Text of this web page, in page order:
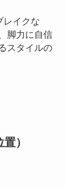
レイクな
脚力に自信
スタイルの
）